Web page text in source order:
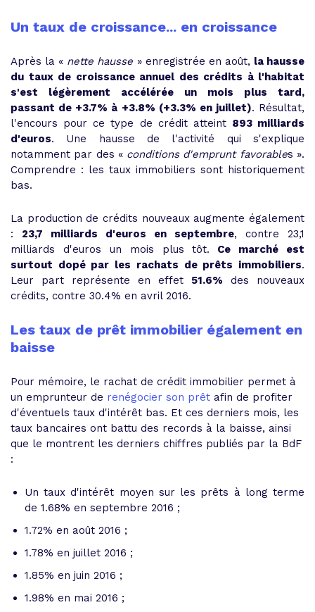
Un taux de croissance... en croissance
Après la « nette hausse » enregistrée en août, la hausse
du taux de croissance annuel des crédits à l'habitat
s'est légèrement accélérée un mois plus tard,
passant de +3.7% à +3.8% (+3.3% en juillet). Résultat,
l'encours pour ce type de crédit atteint 893 milliards
d'euros. Une hausse de l'activité qui s'explique
notamment par des « conditions d'emprunt favorables ».
Comprendre : les taux immobiliers sont historiquement
bas.
La production de crédits nouveaux augmente également
: 23,7 milliards d'euros en septembre, contre 23,1
milliards d'euros un mois plus tôt. Ce marché est
surtout dopé par les rachats de prêts immobiliers.
Leur part représente en effet 51.6% des nouveaux
crédits, contre 30.4% en avril 2016.
Les taux de prêt immobilier également en
baisse
Pour mémoire, le rachat de crédit immobilier permet à
un emprunteur de renégocier son prêt afin de profiter
d'éventuels taux d'intérêt bas. Et ces derniers mois, les
taux bancaires ont battu des records à la baisse, ainsi
que le montrent les derniers chiffres publiés par la BdF
:
Un taux d'intérêt moyen sur les prêts à long terme
de 1.68% en septembre 2016 ;
1.72% en août 2016 ;
1.78% en juillet 2016 ;
1.85% en juin 2016 ;
1.98% en mai 2016 ;